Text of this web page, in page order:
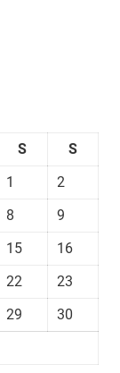
S
S
1
2
8
9
15
16
22
23
29
30